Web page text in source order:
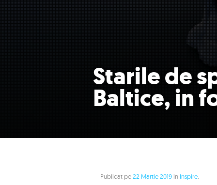
Starile de
Baltice, in
Publicat pe22 Martie 2019 in Inspire